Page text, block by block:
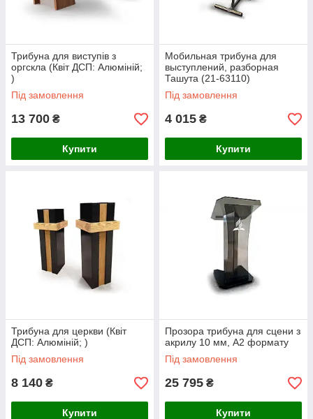
Трибуна для виступів з
оргскла (Квіт ДСП: Алюміній;
)
Під замовлення
13 700 ₴
Купити
Мобильная трибуна для
выступлений, разборная
Ташута (21-63110)
Під замовлення
4 015 ₴
Купити
Трибуна для церкви (Квіт
ДСП: Алюміній; )
Під замовлення
8 140 ₴
Купити
Прозора трибуна для сцени з
акрилу 10 мм, А2 формату
Під замовлення
25 795 ₴
Купити